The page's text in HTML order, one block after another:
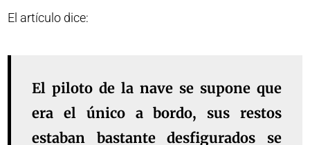
El artículo dice:
El piloto de la nave se supone que
era el único a bordo, sus restos
estaban bastante desfigurados se